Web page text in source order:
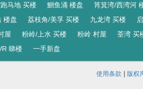
马地 买楼 鰂鱼涌 楼盘
筲箕湾/西湾河
楼盘 荔枝角/美孚 买楼 九龙湾 买楼
屋 粉岭/上水 买楼 粉岭 村屋 荃湾 买
睇楼 一手新盘
使用条款 | 版权